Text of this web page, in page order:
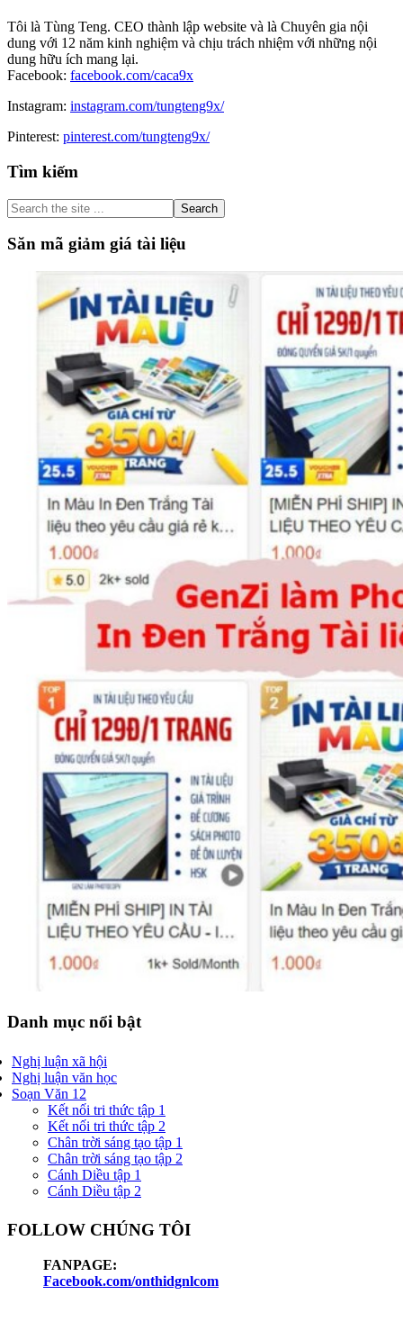
Tôi là Tùng Teng. CEO thành lập website và là Chuyên gia nội
dung với 12 năm kinh nghiệm và chịu trách nhiệm với những nội
dung hữu ích mang lại.
Facebook: facebook.com/caca9x
Instagram: instagram.com/tungteng9x/
Pinterest: pinterest.com/tungteng9x/
Primary
Sidebar
Tìm kiếm
Search
the
site
...
Săn mã giảm giá tài liệu
Danh mục nổi bật
Nghị luận xã hội
Nghị luận văn học
Soạn Văn 12
Kết nối tri thức tập 1
Kết nối tri thức tập 2
Chân trời sáng tạo tập 1
Chân trời sáng tạo tập 2
Cánh Diều tập 1
Cánh Diều tập 2
FOLLOW CHÚNG TÔI
FANPAGE:
Facebook.com/onthidgnlcom